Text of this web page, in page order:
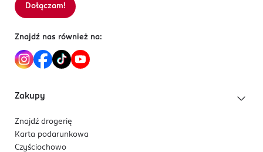
Dołączam!
Znajdź nas również na:
Zakupy
Znajdź drogerię
Karta podarunkowa
Czyściochowo